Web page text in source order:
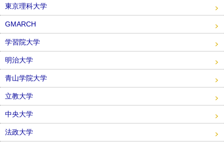
東京理科大学
GMARCH
学習院大学
明治大学
青山学院大学
立教大学
中央大学
法政大学